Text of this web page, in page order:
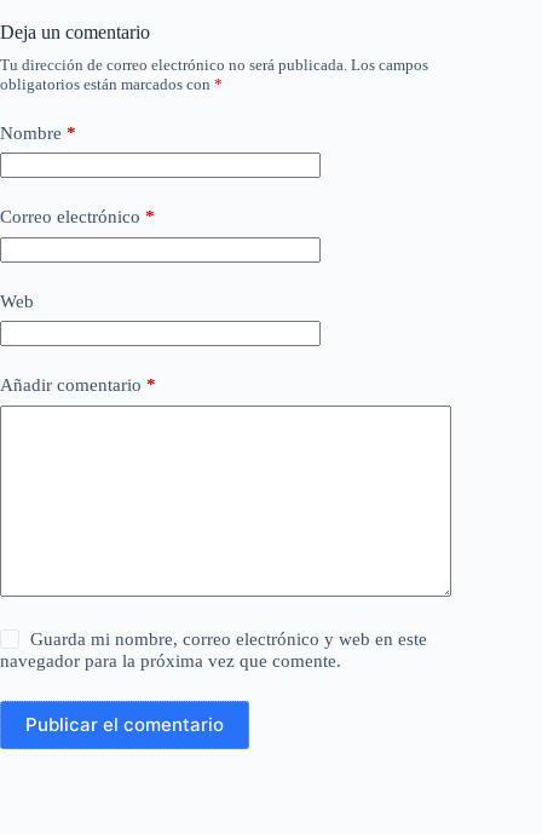
Deja un comentario
Tu dirección de correo electrónico no será publicada. Los campos
obligatorios están marcados con *
Nombre *
Correo electrónico *
Web
Añadir comentario *
Guarda mi nombre, correo electrónico y web en este
navegador para la próxima vez que comente.
Publicar el comentario